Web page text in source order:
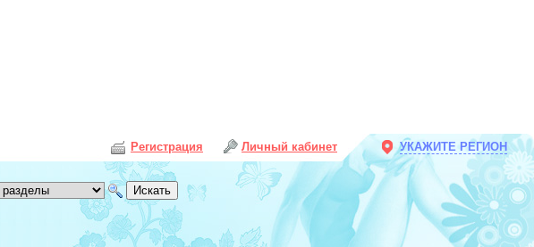
Личный кабинет
Регистрация УКАЖИТЕ РЕГИОН